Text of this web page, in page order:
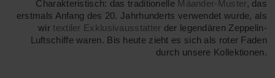
Charakteristisch: das traditionelle Mäander-Muster, das
erstmals Anfang des 20. Jahrhunderts verwendet wurde, als
wirtextiler Exklusivausstatter der legendären Zeppelin-
Luftschiffe waren. Bis heute zieht es sich als roter Faden
durch unsere Kollektionen.